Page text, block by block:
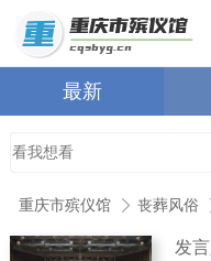
最新
重庆市殡仪馆 丧葬风俗